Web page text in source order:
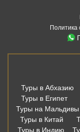
Политика
Туры в Абхазию
Туры в Египет
Туры на Мальдивы
Туры в Китай
Туры в Индию